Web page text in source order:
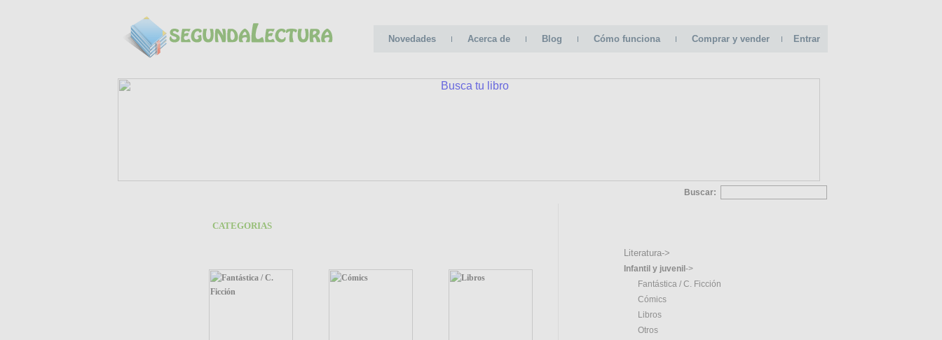
Novedades Acerca de Blog Cómo funciona Comprar y vender Entrar
Buscar:
CATEGORIAS
Literatura->
Infantil y juvenil ->
Fantástica / C. Ficción
Cómics
Libros
Otros